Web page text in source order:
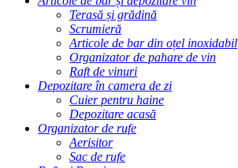
Terasă și grădină
Scrumieră
Articole de bar din oțel inoxidabil
Organizator de pahare de vin
Raft de vinuri
Depozitare în camera de zi
Cuier pentru haine
Depozitare acasă
Organizator de rufe
Aerisitor
Sac de rufe